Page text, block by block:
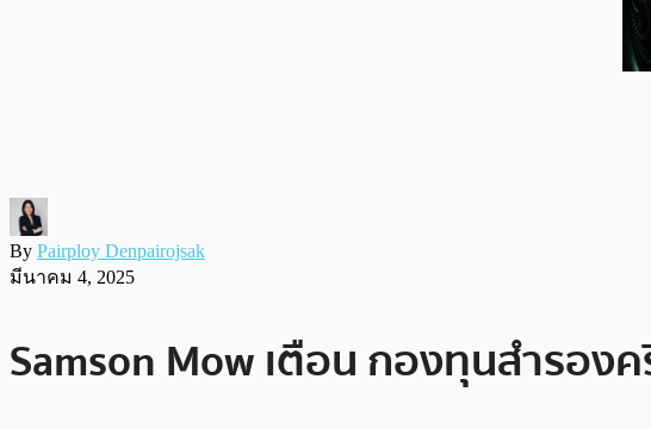
By Pairploy Denpairojsak
มีนาคม 4, 2025
Samson Mow เตือน กองทุนสำรอง